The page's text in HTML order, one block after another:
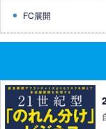
FC展開